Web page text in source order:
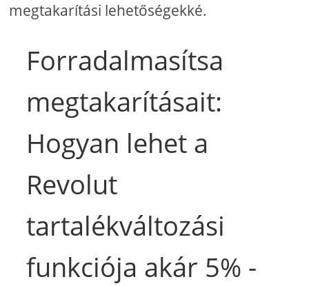
megtakarítási lehetőségekké.
Forradalmasítsa
megtakarításait:
Hogyan lehet a
Revolut
tartalékváltozási
funkciója akár 5% -